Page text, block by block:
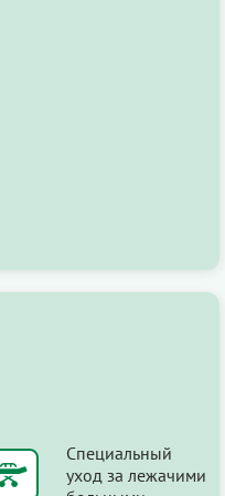
Специальный
уход за лежачими